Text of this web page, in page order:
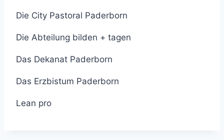
Die City Pastoral Paderborn
Die Abteilung bilden + tagen
Das Dekanat Paderborn
Das Erzbistum Paderborn
Lean pro